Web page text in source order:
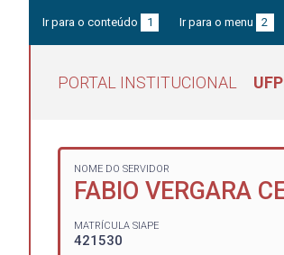
Ir para o conteúdo 1 Ir para o menu 2
PORTAL INSTITUCIONAL
NOME DO SERVIDOR
FABIO VERGARA
MATRÍCULA SIAPE
421530